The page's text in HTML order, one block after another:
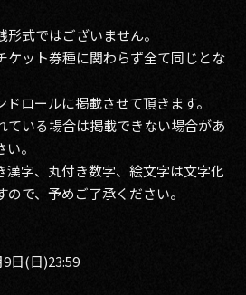
式ではございません。
ット券種に関わらず全て同じとな
ロールに掲載させて頂きます。
いる場合は掲載できない場合があ
。
字、丸付き数字、絵文字は文字化
で、予めご了承ください。
日(日)23:59